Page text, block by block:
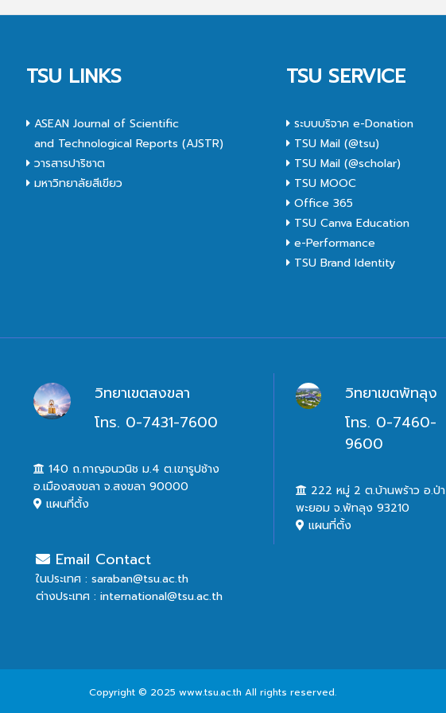
TSU LINKS
ASEAN Journal of Scientific
and Technological Reports (AJSTR)
วารสารปาริชาต
มหาวิทยาลัยสีเขียว
TSU SERVICE
ระบบบริจาค e-Donation
TSU Mail (@tsu)
TSU Mail (@scholar)
TSU MOOC
Office 365
TSU Canva Education
e-Performance
TSU Brand Identity
วิทยาเขตสงขลา
โทร. 0-7431-7600
140 ถ.กาญจนวนิช ม.4 ต.เขารูปช้าง
อ.เมืองสงขลา จ.สงขลา 90000
แผนที่ตั้ง
วิทยาเขตพัทลุง
โทร. 0-7460-
9600
222 หมู่ 2 ต.บ้านพร้าว อ.ป่า
พะยอม จ.พัทลุง 93210
แผนที่ตั้ง
Email Contact
ในประเทศ : saraban@tsu.ac.th
ต่างประเทศ : international@tsu.ac.th
Copyright © 2025 www.tsu.ac.th All rights reserved.